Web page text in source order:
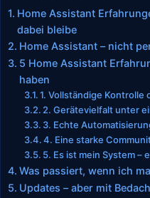
Home Assistant
dabei bleibe
Home Assistant – nicht
5 Home Assistant
haben
1. Vollständige Kontrolle
2. Gerätevielfalt unter
3. Echte
4. Eine starke
5. Es ist mein System –
Was passiert, wenn ich
Updates – aber mit